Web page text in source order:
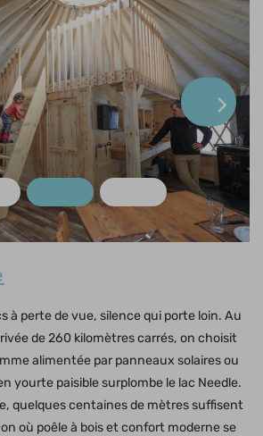
à perte de vue, silence qui porte loin. Au
de 260 kilomètres carrés, on choisit
alimentée par panneaux solaires ou
yourte paisible surplombe le lac Needle.
quelques centaines de mètres suffisent
où poêle à bois et confort moderne se